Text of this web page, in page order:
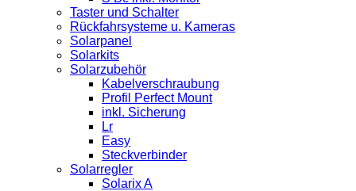
Taster und Schalter
Rückfahrsysteme u. Kameras
Solarpanel
Solarkits
Solarzubehör
Kabelverschraubung
Profil Perfect Mount
inkl. Sicherung
Lr
Easy
Steckverbinder
Solarregler
Solarix A